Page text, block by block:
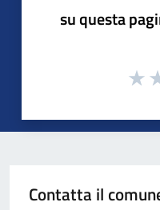
su questa
Contatta il